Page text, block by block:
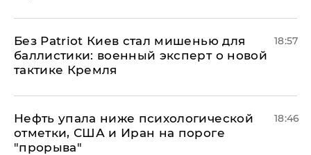
​Без Patriot Киев стал мишенью для
баллистики: военный эксперт о новой
тактике Кремля
18:57
Нефть упала ниже психологической
отметки, США и Иран на пороге
"прорыва"
18:46